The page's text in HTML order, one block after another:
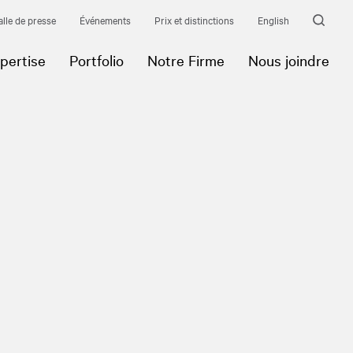
de presse Événements Prix et distinctions English
Portfolio Notre Firme Nous joindre